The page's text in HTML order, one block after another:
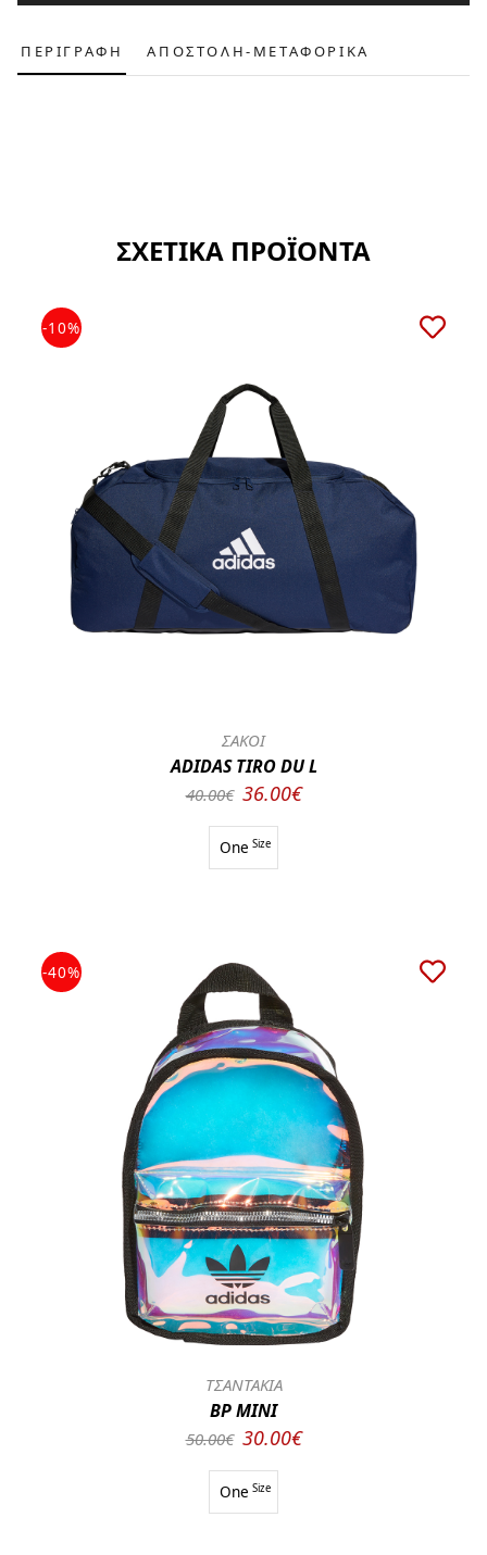
ΠΕΡΙΓΡΑΦΗ ΑΠΟΣΤΟΛΗ-ΜΕΤΑΦΟΡΙΚΑ
ΣΧΕΤΙΚΑ ΠΡΟΪΟΝΤΑ
-10%
ΣΑΚΟΙ
ADIDAS TIRO DU L
40.00€ 36.00€
One Size
-40%
ΤΣΑΝΤΑΚΙΑ
BP MINI
50.00€ 30.00€
One Size